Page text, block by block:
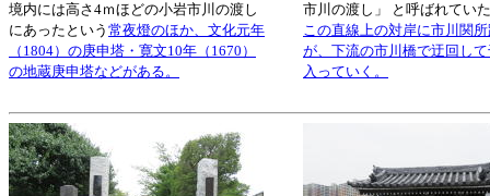
境内には高さ4ｍほどの小岩市川の渡し
にあったという 常夜燈のほか、文化元年
（1804）の庚申塔・寛文10年（1670）
の地蔵庚申塔などがある。
市川の渡し」 と呼ばれてい
この直線上の対岸に市川関
が、下流の市川橋で迂回し
入っていく。